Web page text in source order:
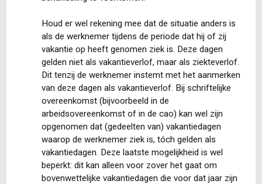
Houd er wel rekening mee dat de situatie anders is
als de werknemer tijdens de periode dat hij of zij
vakantie op heeft genomen ziek is. Deze dagen
gelden niet als vakantieverlof, maar als ziekteverlof.
Dit tenzij de werknemer instemt met het aanmerken
van deze dagen als vakantieverlof. Bij schriftelijke
overeenkomst (bijvoorbeeld in de
arbeidsovereenkomst of in de cao) kan wel zijn
opgenomen dat (gedeelten van) vakantiedagen
waarop de werknemer ziek is, tóch gelden als
vakantiedagen. Deze laatste mogelijkheid is wel
beperkt: dit kan alleen voor zover het gaat om
bovenwettelijke vakantiedagen die voor dat jaar zijn